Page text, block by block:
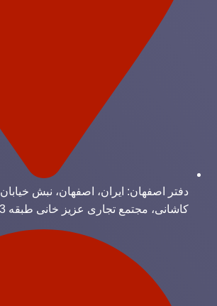
دفتر اصفهان: ایران، اصفهان، نبش
کاشانی، مجتمع تجاری عزیز خانی طبقه 3 واحد 33